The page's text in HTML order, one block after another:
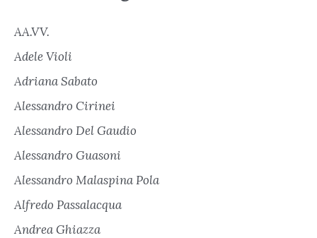
AA.VV.
Adele Violi
Adriana Sabato
Alessandro Cirinei
Alessandro Del Gaudio
Alessandro Guasoni
Alessandro Malaspina Pola
Alfredo Passalacqua
Andrea Ghiazza